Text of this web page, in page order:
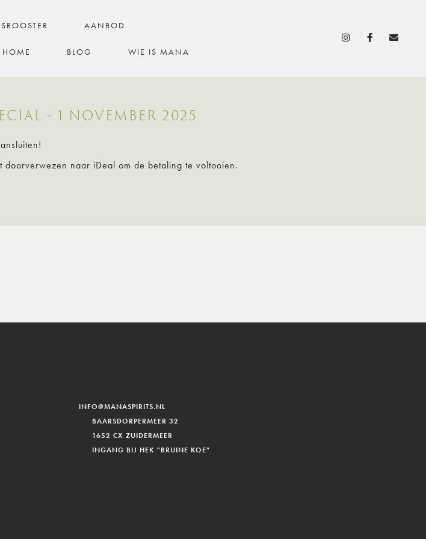
AANBOD
HOME BLOG WIE IS MANA
- 1 NOVEMBER 2025
naar iDeal om de betaling te voltooien.
INFO@MANASPIRITS.NL
BAARSDORPERMEER 32
1652 CX ZUIDERMEER
INGANG BIJ HEK "BRUINE KOE"